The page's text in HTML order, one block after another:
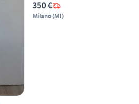
350 €
Milano(MI)